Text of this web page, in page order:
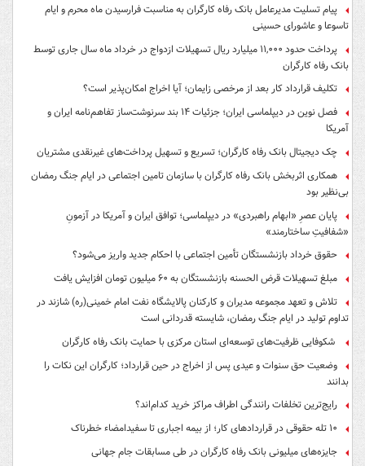
پیام تسلیت مدیرعامل بانک رفاه کارگران به مناسبت فرارسیدن ماه محرم و ایام
تاسوعا و عاشورای حسینی
پرداخت حدود ۱۱,۰۰۰ میلیارد ریال تسهیلات ازدواج در خرداد ماه سال جاری توسط
بانک رفاه کارگران
تکلیف قرارداد کار بعد از مرخصی زایمان؛ آیا اخراج امکان‌پذیر است؟
فصل نوین در دیپلماسی ایران؛ جزئیات ۱۴ بند سرنوشت‌ساز تفاهم‌نامه ایران و
آمریکا
چک دیجیتال بانک رفاه کارگران؛ تسریع و تسهیل پرداخت‌های غیرنقدی مشتریان
همکاری اثربخش بانک رفاه کارگران با سازمان تامین اجتماعی در ایام جنگ رمضان
بی‌نظیر بود
پایان عصرِ «ابهام راهبردی» در دیپلماسی؛ توافق ایران و آمریکا در آزمونِ
«شفافیتِ ساختارمند»
حقوق خرداد بازنشستگان تأمین اجتماعی با احکام جدید واریز می‌شود؟
مبلغ تسهیلات قرض الحسنه بازنشستگان به ۶۰ میلیون تومان افزایش یافت
تلاش و تعهد مجموعه مدیران و کارکنان پالایشگاه نفت امام خمینی(ره) شازند در
تداوم تولید در ایام جنگ رمضان، شایسته قدردانی است
شکوفایی ظرفیت‌های توسعه‌ای استان مرکزی با حمایت بانک رفاه کارگران
وضعیت حق سنوات و عیدی پس از اخراج در حین قرارداد؛ کارگران این نکات را
بدانند
رایج‌ترین تخلفات رانندگی اطراف مراکز خرید کدام‌اند؟
۱۰ تله حقوقی در قراردادهای کار؛ از بیمه اجباری تا سفیدامضاء خطرناک
جایزه‌های میلیونی بانک رفاه کارگران در طی مسابقات جام جهانی